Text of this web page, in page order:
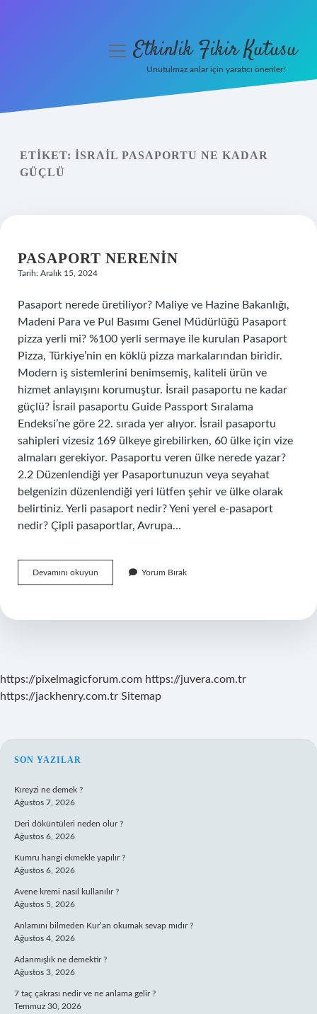
Yasal Uyarı
menüyüEtkinlik Fikir Kutusu
Unutulmaz anlar için yaratıcı öneriler!
ETIKET: İSRAIL PASAPORTU NE KADAR
GÜÇLÜ
PASAPORT NERENIN
Tarih: Aralık 15, 2024
Pasaport nerede üretiliyor? Maliye ve Hazine Bakanlığı,
Madeni Para ve Pul Basımı Genel Müdürlüğü Pasaport
pizza yerli mi? %100 yerli sermaye ile kurulan Pasaport
Pizza, Türkiye’nin en köklü pizza markalarından biridir.
Modern iş sistemlerini benimsemiş, kaliteli ürün ve
hizmet anlayışını korumuştur. İsrail pasaportu ne kadar
güçlü? İsrail pasaportu Guide Passport Sıralama
Endeksi’ne göre 22. sırada yer alıyor. İsrail pasaportu
sahipleri vizesiz 169 ülkeye girebilirken, 60 ülke için vize
almaları gerekiyor. Pasaportu veren ülke nerede yazar?
2.2 Düzenlendiği yer Pasaportunuzun veya seyahat
belgenizin düzenlendiği yeri lütfen şehir ve ülke olarak
belirtiniz. Yerli pasaport nedir? Yeni yerel e-pasaport
nedir? Çipli pasaportlar, Avrupa…
Devamını okuyun Pasaport
Nerenin
Yorum Bırak
https://pixelmagicforum.com https://juvera.com.tr
https://jackhenry.com.tr Sitemap
SIDEBAR
SON YAZILAR
Kıreyzi ne demek ?
Ağustos 7, 2026
Deri döküntüleri neden olur ?
Ağustos 6, 2026
Kumru hangi ekmekle yapılır ?
Ağustos 6, 2026
Avene kremi nasıl kullanılır ?
Ağustos 5, 2026
Anlamını bilmeden Kur’an okumak sevap mıdır ?
Ağustos 4, 2026
Adanmışlık ne demektir ?
Ağustos 3, 2026
7 taç çakrası nedir ve ne anlama gelir ?
Temmuz 30, 2026